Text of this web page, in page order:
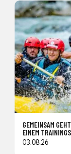
GEMEINSAM
EINEM
03.08.26